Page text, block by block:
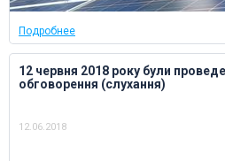
Подробнее
12 червня 2018 року були
обговорення (слухання)
12.06.2018